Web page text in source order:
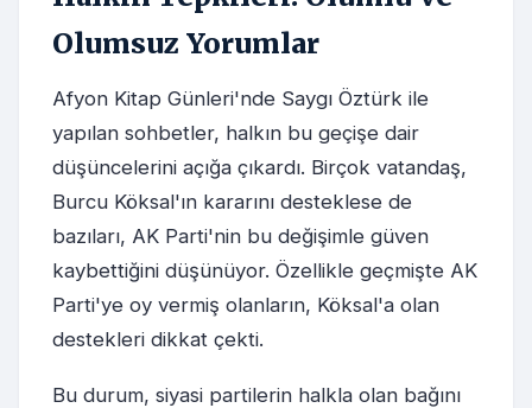
Olumsuz Yorumlar
Afyon Kitap Günleri'nde Saygı Öztürk ile
yapılan sohbetler, halkın bu geçişe dair
düşüncelerini açığa çıkardı. Birçok vatandaş,
Burcu Köksal'ın kararını desteklese de
bazıları, AK Parti'nin bu değişimle güven
kaybettiğini düşünüyor. Özellikle geçmişte AK
Parti'ye oy vermiş olanların, Köksal'a olan
destekleri dikkat çekti.
Bu durum, siyasi partilerin halkla olan bağını